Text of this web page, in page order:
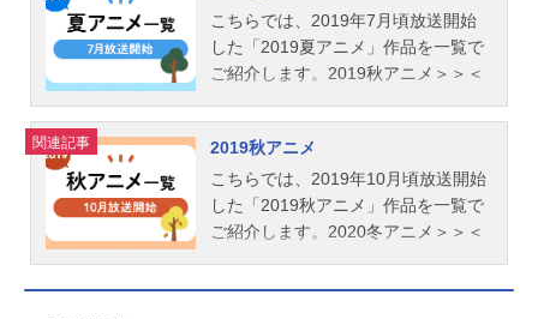
こちらでは、2019年7月頃放送開始
した「2019夏アニメ」作品を一覧で
ご紹介します。2019秋アニメ＞＞＜
関連記事
2019秋アニメ
こちらでは、2019年10月頃放送開始
した「2019秋アニメ」作品を一覧で
ご紹介します。2020冬アニメ＞＞＜